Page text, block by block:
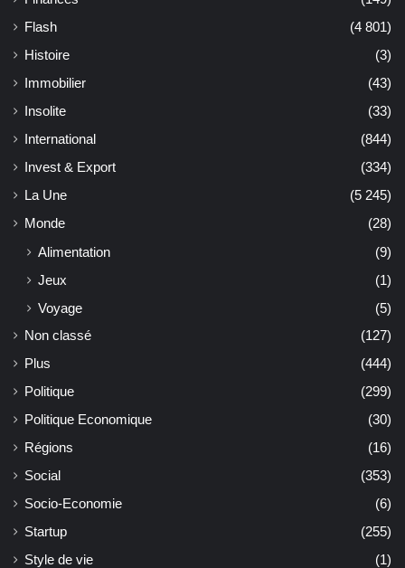
Flash
(4 801)
Histoire
(3)
Immobilier
(43)
Insolite
(33)
International
(844)
Invest & Export
(334)
La Une
(5 245)
Monde
(28)
Alimentation
(9)
Jeux
(1)
Voyage
(5)
Non classé
(127)
Plus
(444)
Politique
(299)
Politique Economique
(30)
Régions
(16)
Social
(353)
Socio-Economie
(6)
Startup
(255)
Style de vie
(1)